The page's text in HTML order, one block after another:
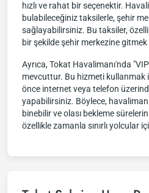
hızlı ve rahat bir seçenektir.
bulabileceğiniz taksilerle, şehir
sağlayabilirsiniz. Bu taksiler,
bir şekilde şehir merkezine
Ayrıca, Tokat Havalimanı'nda
mevcuttur. Bu hizmeti kullanmak
önce internet veya telefon
yapabilirsiniz. Böylece,
binebilir ve olası bekleme
özellikle zamanla sınırlı yolcular